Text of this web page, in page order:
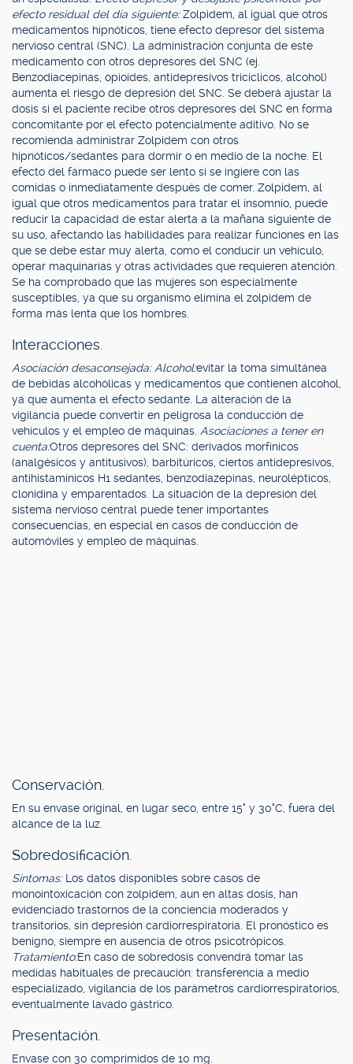
efecto residual del día siguiente:Zolpidem, al igual que otros
medicamentos hipnóticos, tiene efecto depresor del sistema
nervioso central (SNC). La administración conjunta de este
medicamento con otros depresores del SNC (ej.
Benzodiacepinas, opioides, antidepresivos tricíclicos, alcohol)
aumenta el riesgo de depresión del SNC. Se deberá ajustar la
dosis si el paciente recibe otros depresores del SNC en forma
concomitante por el efecto potencialmente aditivo. No se
recomienda administrar Zolpidem con otros
hipnóticos/sedantes para dormir o en medio de la noche. El
efecto del fármaco puede ser lento si se ingiere con las
comidas o inmediatamente después de comer. Zolpidem, al
igual que otros medicamentos para tratar el insomnio, puede
reducir la capacidad de estar alerta a la mañana siguiente de
su uso, afectando las habilidades para realizar funciones en las
que se debe estar muy alerta, como el conducir un vehículo,
operar maquinarias y otras actividades que requieren atención.
Se ha comprobado que las mujeres son especialmente
susceptibles, ya que su organismo elimina el zolpidem de
forma más lenta que los hombres.
Interacciones.
Asociación desaconsejada: Alcohol:evitar la toma simultánea
de bebidas alcohólicas y medicamentos que contienen alcohol,
ya que aumenta el efecto sedante. La alteración de la
vigilancia puede convertir en peligrosa la conducción de
vehículos y el empleo de máquinas. Asociaciones a tener en
cuenta:Otros depresores del SNC: derivados morfínicos
(analgésicos y antitusivos), barbitúricos, ciertos antidepresivos,
antihistamínicos H1 sedantes, benzodiazepinas, neurolépticos,
clonidina y emparentados. La situación de la depresión del
sistema nervioso central puede tener importantes
consecuencias, en especial en casos de conducción de
automóviles y empleo de máquinas.
Conservación.
En su envase original, en lugar seco, entre 15° y 30°C, fuera del
alcance de la luz.
Sobredosificación.
Síntomas: Los datos disponibles sobre casos de
monointoxicación con zolpidem, aun en altas dosis, han
evidenciado trastornos de la conciencia moderados y
transitorios, sin depresión cardiorrespiratoria. El pronóstico es
benigno, siempre en ausencia de otros psicotrópicos.
Tratamiento:En caso de sobredosis convendrá tomar las
medidas habituales de precaución: transferencia a medio
especializado, vigilancia de los parámetros cardiorrespiratorios,
eventualmente lavado gástrico.
Presentación.
Envase con 30 comprimidos de 10 mg.